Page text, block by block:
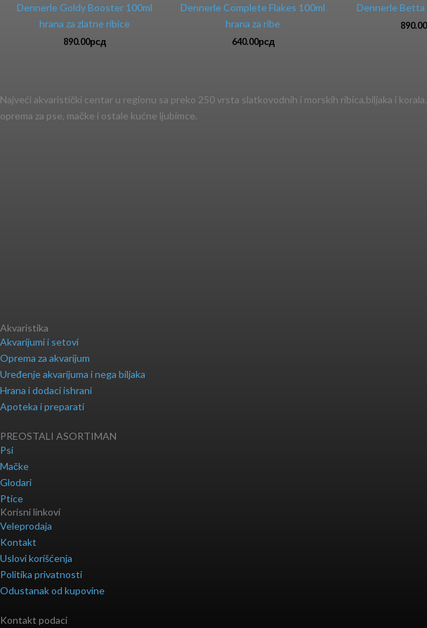
Dennerle Goldy Booster 100ml
hrana za zlatne ribice
890.00рсд
Dennerle Complete Flakes 100ml
hrana za ribe
640.00рсд
Dennerle Betta
890.00
Najveći akvaristički centar u regionu sa preko 250 vrsta slatkovodnih i morskih ribica,biljaka i
oprema za pse, mačke i ostale kućne ljubimce.
Akvaristika
Akvarijumi i setovi
Oprema za akvarijum
Uređenje akvarijuma i nega biljaka
Hrana i dodaci ishrani
Apoteka i preparati
PREOSTALI ASORTIMAN
Psi
Mačke
Glodari
Ptice
Korisni linkovi
Veleprodaja
Kontakt
Uslovi korišćenja
Politika privatnosti
Odustanak od kupovine
Kontakt podaci